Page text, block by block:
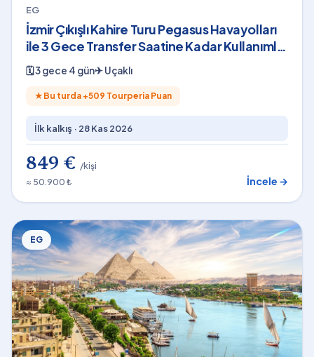
EG
İzmir Çıkışlı Kahire Turu Pegasus Havayolları
ile 3 Gece Transfer Saatine Kadar Kullanımlı
Shakira Konser Bileti Dahil
🗓3 gece 4 gün✈Uçaklı
★ Bu turda +509 Tourperia Puan
İlk kalkış · 28 Kas 2026
849 € /kişi
≈ 50.900 ₺
İncele →
EG